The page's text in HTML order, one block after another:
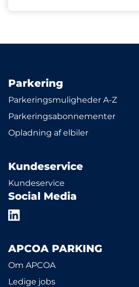
Parkering
Parkeringsmuligheder A-Z
Parkeringsabonnementer
Opladning af elbiler
Kundeservice
Kundeservice
Social Media
APCOA PARKING
Om APCOA
Ledige jobs